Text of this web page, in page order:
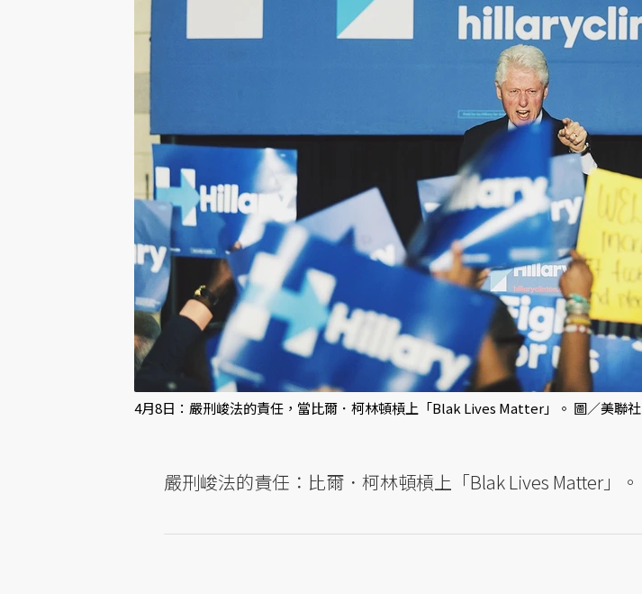
4月8日：嚴刑峻法的責任，當比爾．柯林頓槓上「Blak Lives Matter」。 圖／美聯社
嚴刑峻法的責任：比爾．柯林頓槓上「Blak Lives Matter」。